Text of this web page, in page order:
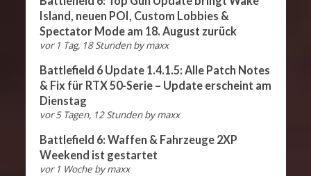
Island, neuen POI, Custom Lobbies &
Spectator Mode am 18. August zurück
vor 1 Tag, 18 Stunden bymaxx
Battlefield 6 Update 1.4.1.5: Alle Patch Notes
& Fix für RTX 50-Serie – Update erscheint am
Dienstag
vor 5 Tagen, 12 Stunden bymaxx
Battlefield 6: Waffen & Fahrzeuge 2XP
Weekend ist gestartet
vor 1 Woche bymaxx